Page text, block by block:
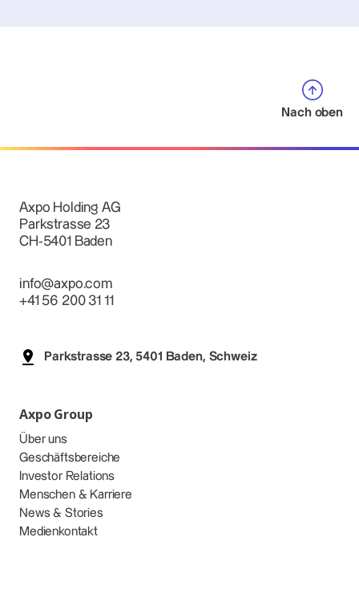
Nach oben
Axpo Holding AG
Parkstrasse 23
CH-5401 Baden
info@axpo.com
+41 56 200 31 11
Parkstrasse 23, 5401 Baden, Schweiz
Axpo Group
Über uns
Geschäftsbereiche
Investor Relations
Menschen & Karriere
News & Stories
Medienkontakt